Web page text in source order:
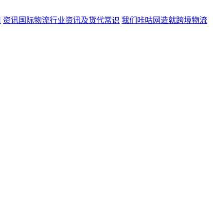
资讯国际物流行业资讯及货代常识 我们 咔咕网造就跨境物流